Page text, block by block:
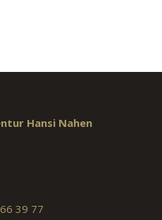
Hansi Nahen
39 77